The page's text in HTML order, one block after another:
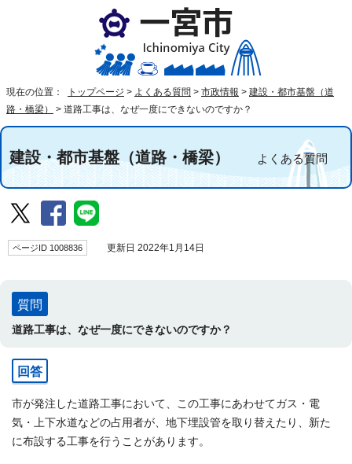
現在の位置： トップページ > よくある質問 > 市政情報 > 建設・都市基盤（道
路・橋梁）
> 道路工事は、なぜ一度にできないのですか？
建設・都市基盤（道路・橋梁） よくある質問
ページID 1008836 更新日 2022年1月14日
質問
道路工事は、なぜ一度にできないのですか？
回答
市が発注した道路工事において、この工事にあわせてガス・電
気・上下水道などの占用者が、地下埋設管を取り替えたり、新た
に布設する工事を行うことがあります。